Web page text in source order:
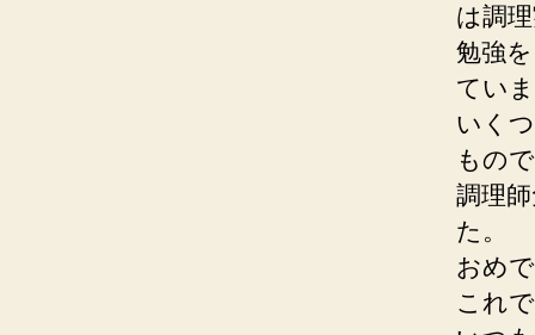
は調
勉強
てい
いく
もの
調理
た。
おめ
これ